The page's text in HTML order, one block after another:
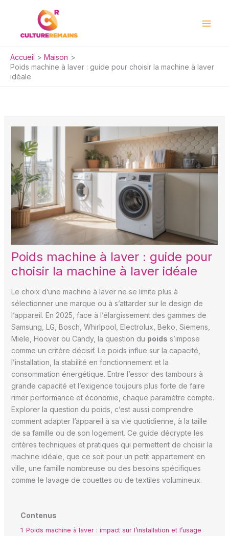
Accueil
Maison
Poids machine à laver : guide pour choisir la machine à laver
idéale
Poids machine à laver : guide pour
choisir la machine à laver idéale
Le choix d’une machine à laver ne se limite plus à
sélectionner une marque ou à s’attarder sur le design de
l’appareil. En 2025, face à l’élargissement des gammes de
Samsung, LG, Bosch, Whirlpool, Electrolux, Beko, Siemens,
Miele, Hoover ou Candy, la question du poids s’impose
comme un critère décisif. Le poids influe sur la capacité,
l’installation, la stabilité en fonctionnement et la
consommation énergétique. Entre l’essor des tambours à
grande capacité et l’exigence toujours plus forte de faire
rimer performance et économie, chaque paramètre compte.
Explorer la question du poids, c’est aussi comprendre
comment adapter l’appareil à sa vie quotidienne, à la taille
de sa famille ou de son logement. Ce guide décrypte les
critères techniques et pratiques qui permettent de choisir la
machine idéale, que ce soit pour un petit appartement en
ville, une famille nombreuse ou des besoins spécifiques
comme le lavage de couettes ou de textiles volumineux.
Contenus
1 Poids machine à laver : impact sur l’installation et l’usage